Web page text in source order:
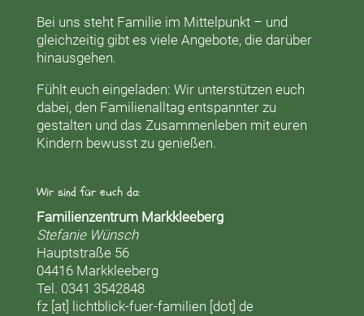
Bei uns steht Familie im Mittelpunkt – und
gleichzeitig gibt es viele Angebote, die darüber
hinausgehen.
Fühlt euch eingeladen: Wir unterstützen euch
dabei, den Familienalltag entspannter zu
gestalten und das Zusammenleben mit euren
Kindern bewusst zu genießen.
Wir sind für euch da:
Familienzentrum Markkleeberg
Stefanie Wünsch
Hauptstraße 56
04416 Markkleeberg
Tel. 0341 3542848
fz [at] lichtblick-fuer-familien [dot] de